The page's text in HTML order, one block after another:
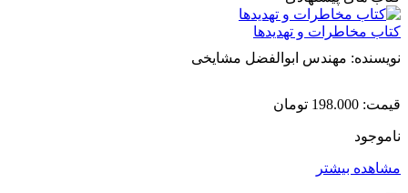
کتاب مخاطرات و تهدیدها
نویسنده: مهندس ابوالفضل مشایخی
قیمت: 198.000 تومان
ناموجود
مشاهده بیشتر